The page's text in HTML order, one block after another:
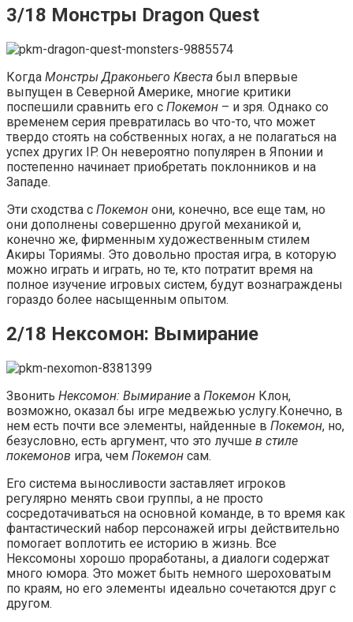
3/18 Монстры Dragon Quest
Когда Монстры Драконьего Квеста был впервые
выпущен в Северной Америке, многие критики
поспешили сравнить его с Покемон – и зря. Однако со
временем серия превратилась во что-то, что может
твердо стоять на собственных ногах, а не полагаться на
успех других IP. Он невероятно популярен в Японии и
постепенно начинает приобретать поклонников и на
Западе.
Эти сходства с Покемон они, конечно, все еще там, но
они дополнены совершенно другой механикой и,
конечно же, фирменным художественным стилем
Акиры Ториямы. Это довольно простая игра, в которую
можно играть и играть, но те, кто потратит время на
полное изучение игровых систем, будут вознаграждены
гораздо более насыщенным опытом.
2/18 Нексомон: Вымирание
Звонить Нексомон: Вымирание а Покемон Клон,
возможно, оказал бы игре медвежью услугу.Конечно, в
нем есть почти все элементы, найденные в Покемон, но,
безусловно, есть аргумент, что это лучше в стиле
покемонов игра, чем Покемон сам.
Его система выносливости заставляет игроков
регулярно менять свои группы, а не просто
сосредотачиваться на основной команде, в то время как
фантастический набор персонажей игры действительно
помогает воплотить ее историю в жизнь. Все
Нексомоны хорошо проработаны, а диалоги содержат
много юмора. Это может быть немного шероховатым
по краям, но его элементы идеально сочетаются друг с
другом.